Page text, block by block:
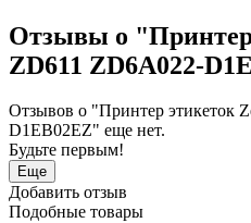
Отзывы о "Принтер
ZD611 ZD6A022-
Отзывов о "Принтер этикеток
D1EB02EZ" еще нет.
Будьте первым!
Еще
Добавить отзыв
Подобные товары